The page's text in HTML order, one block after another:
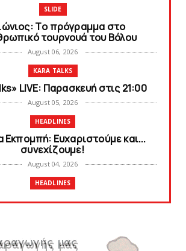
SLIDE
Tο πρόγραμμα στο
τουρνουά του Bόλου
August 06, 2026
KARA TALKS
LIVE: Παρασκευή στις 21:00
August 05, 2026
HEADLINES
Εκπομπή: Eυχαριστούμε και...
συνεχίζουμε!
August 04, 2026
HEADLINES
για τον χαμό του Γιώργου
SLIDE